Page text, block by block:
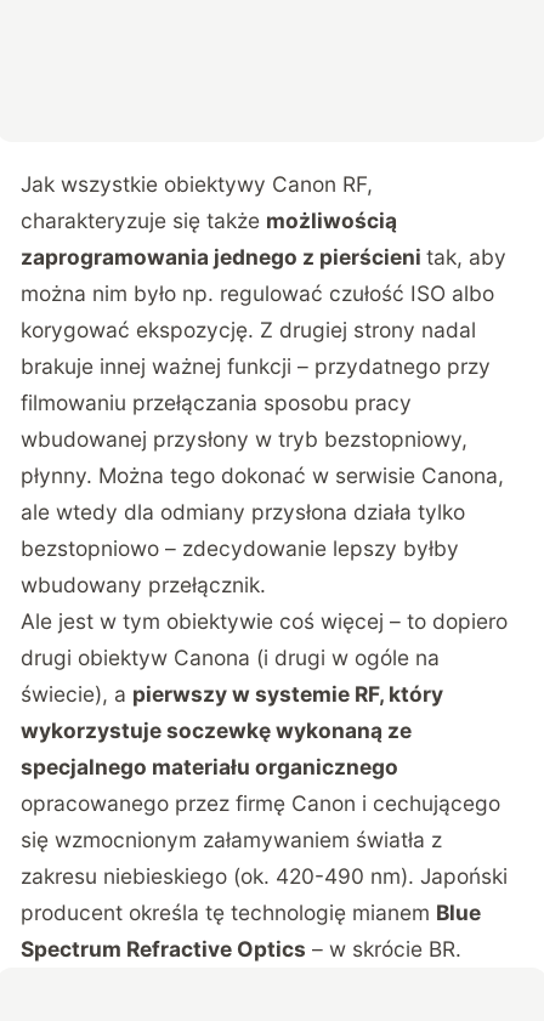
Jak wszystkie obiektywy Canon RF,
charakteryzuje się także możliwością
zaprogramowania jednego z pierścienitak, aby
można nim było np. regulować czułość ISO albo
korygować ekspozycję. Z drugiej strony nadal
brakuje innej ważnej funkcji – przydatnego przy
filmowaniu przełączania sposobu pracy
wbudowanej przysłony w tryb bezstopniowy,
płynny. Można tego dokonać w serwisie Canona,
ale wtedy dla odmiany przysłona działa tylko
bezstopniowo – zdecydowanie lepszy byłby
wbudowany przełącznik.
Ale jest w tym obiektywie coś więcej – to dopiero
drugi obiektyw Canona (i drugi w ogóle na
świecie), a pierwszy w systemie RF, który
wykorzystuje soczewkę wykonaną ze
specjalnego materiału organicznego
opracowanego przez firmę Canon i cechującego
się wzmocnionym załamywaniem światła z
zakresu niebieskiego (ok. 420-490 nm). Japoński
producent określa tę technologię mianem Blue
Spectrum Refractive Optics – w skrócie BR.